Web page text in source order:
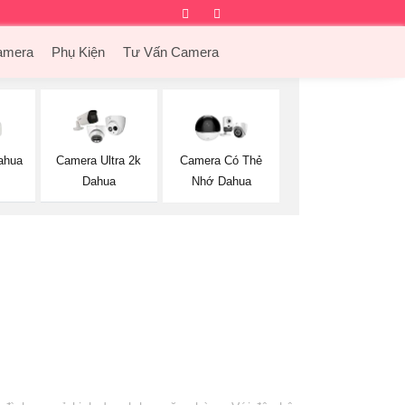
Facebook
Phụ Kiện Tư Vấn Camera
Camera Ultra 2k
Dahua
Camera Có Thẻ
Nhớ Dahua